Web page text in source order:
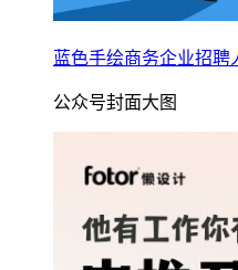
蓝色手绘商务企业招聘
公众号封面大图